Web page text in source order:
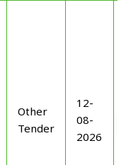
Other
Tender
12-
08-
2026